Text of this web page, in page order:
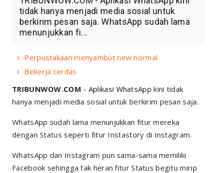
tidak hanya menjadi media sosial untuk
berkirim pesan saja. WhatsApp sudah lama
menunjukkan fi...
Perpustakaan menyambut new normal
Bekerja cerdas
TRIBUNWOW.COM - Aplikasi WhatsApp kini tidak
hanya menjadi media sosial untuk berkirim pesan saja.
WhatsApp sudah lama menunjukkan fitur mereka
dengan Status seperti fitur Instastory di Instagram.
WhatsApp dan Instagram pun sama-sama memiliki
Facebook sehingga tak heran fitur Status begitu mirip